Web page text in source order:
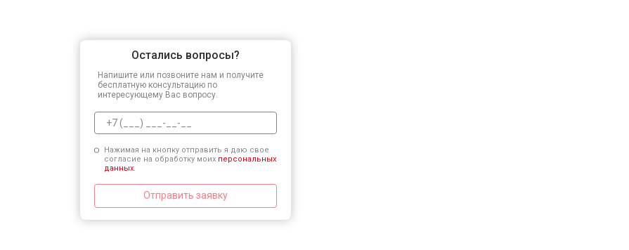
Остались вопросы?
Напишите или позвоните нам и получите
бесплатную консультацию по
интересующему Вас вопросу.
Нажимая на кнопку отправить я даю свое
согласие на обработку моих персональных
данных.
Отправить заявку